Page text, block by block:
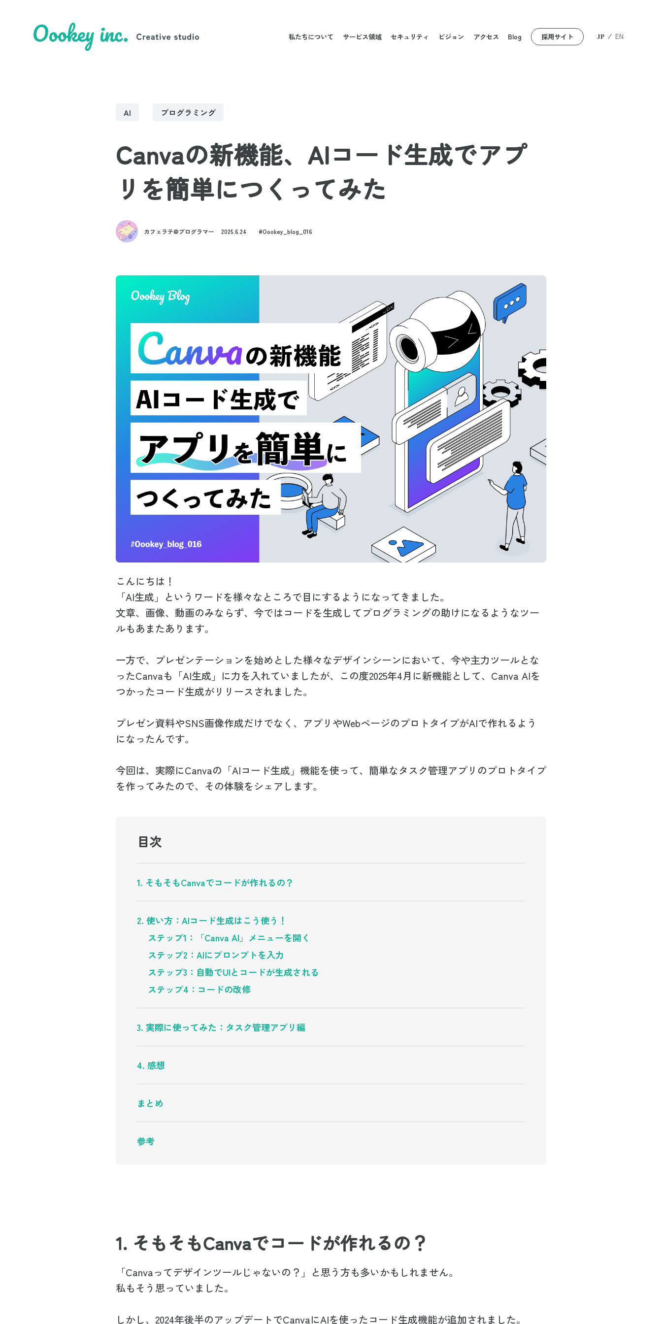
私たちについて サービス領域 セキュリティ ビジョン アクセス Blog 採用サイト JP ⁄ EN
AI プログラミング
Canvaの新機能、AIコード生成でアプ
リを簡単につくってみた
カフェラテ@プログラマー 2025.6.24 #Oookey_blog_016
こんにちは！
「AI生成」というワードを様々なところで目にするようになってきました。
文章、画像、動画のみならず、今ではコードを生成してプログラミングの助けになるようなツー
ルもあまたあります。
一方で、プレゼンテーションを始めとした様々なデザインシーンにおいて、今や主力ツールとな
ったCanvaも「AI生成」に力を入れていましたが、この度2025年4月に新機能として、Canva AIを
つかったコード生成がリリースされました。
プレゼン資料やSNS画像作成だけでなく、アプリやWebページのプロトタイプがAIで作れるよう
になったんです。
今回は、実際にCanvaの「AIコード生成」機能を使って、簡単なタスク管理アプリのプロトタイプ
を作ってみたので、その体験をシェアします。
目次
1. そもそもCanvaでコードが作れるの？
2. 使い方：AIコード生成はこう使う！
ステップ1：「Canva AI」メニューを開く
ステップ2：AIにプロンプトを入力
ステップ3：自動でUIとコードが生成される
ステップ4：コードの改修
3. 実際に使ってみた：タスク管理アプリ編
4. 感想
まとめ
参考
1. そもそもCanvaでコードが作れるの？
「Canvaってデザインツールじゃないの？」と思う方も多いかもしれません。
私もそう思っていました。
しかし、2024年後半のアップデートでCanvaにAIを使ったコード生成機能が追加されました。